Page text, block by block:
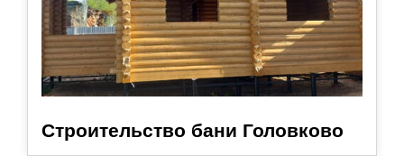
Строительство бани Головково